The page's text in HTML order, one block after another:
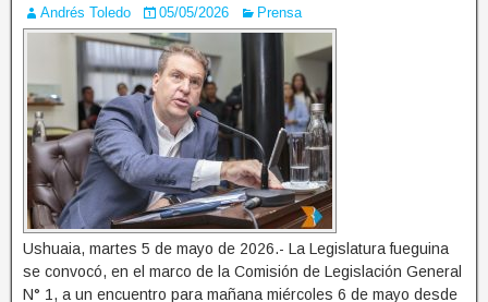
Andrés Toledo 05/05/2026 Prensa
Ushuaia, martes 5 de mayo de 2026.- La Legislatura fueguina
se convocó, en el marco de la Comisión de Legislación General
N° 1, a un encuentro para mañana miércoles 6 de mayo desde